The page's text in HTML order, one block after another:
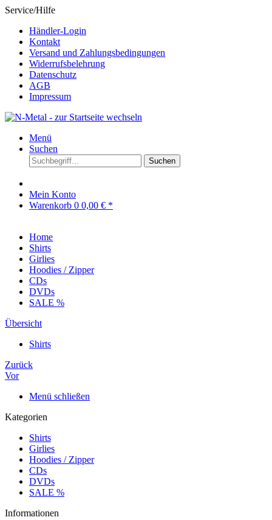
Service/Hilfe
Händler-Login
Kontakt
Versand und Zahlungsbedingungen
Widerrufsbelehrung
Datenschutz
AGB
Impressum
Menü
Suchen
Suchen
Mein Konto
Warenkorb 0 0,00 € *
Home
Shirts
Girlies
Hoodies / Zipper
CDs
DVDs
SALE %
Übersicht
Shirts
Zurück
Vor
Menü schließen
Kategorien
Shirts
Girlies
Hoodies / Zipper
CDs
DVDs
SALE %
Informationen